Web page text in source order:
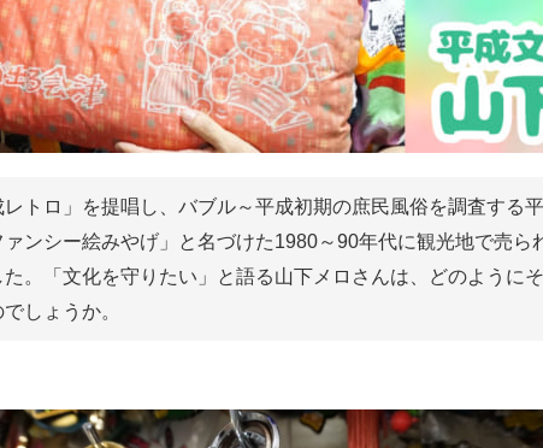
トロ」を提唱し、バブル～平成初期の庶民風俗を調査する
ンシー絵みやげ」と名づけた1980～90年代に観光地で売ら
。「文化を守りたい」と語る山下メロさんは、どのように
しょうか。